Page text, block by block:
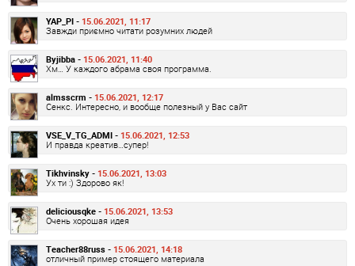
YAP_PI - 15.06.2021, 11:17
Завжди приємно читати розумних людей
Byjibba - 15.06.2021, 11:40
Хм… У каждого абрама своя программа.
almsscrm - 15.06.2021, 12:17
Сенкс. Интересно, и вообще полезный у Вас сайт
VSE_V_TG_ADMI - 15.06.2021, 12:53
И правда креатив…супер!
Tikhvinsky - 15.06.2021, 13:03
Ух ти :) Здорово як!
deliciousqke - 15.06.2021, 13:53
Очень хорошая идея
Teacher88russ - 15.06.2021, 14:18
отличный пример стоящего материала